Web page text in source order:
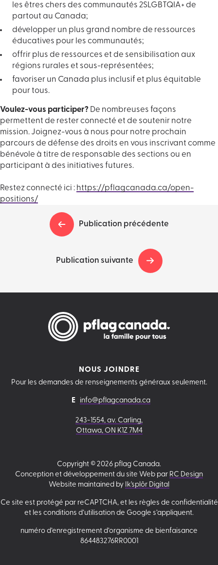
les êtres chers des communautés 2SLGBTQIA+ de
partout au Canada;
développer un plus grand nombre de ressources
éducatives pour les communautés;
offrir plus de ressources et de sensibilisation aux
régions rurales et sous-représentées;
favoriser un Canada plus inclusif et plus équitable
pour tous.
Voulez-vous participer? De nombreuses façons
permettent de rester connecté et de soutenir notre
mission. Joignez-vous à nous pour notre prochain
parcours de défense des droits en vous inscrivant comme
bénévole à titre de responsable des sections ou en
participant à des initiatives futures.
Restez connecté ici : https://pflagcanada.ca/open-
positions/
Publication précédente
Publication suivante
NOUS JOINDRE
Pour les demandes de renseignements généraux seulement.
E info@pflagcanada.ca
243-1554, av. Carling,
Ottawa, ON K1Z 7M4
Copyright © 2026 pflag Canada.
Conception et développement du site Web par RC Design
Website maintained by Ik'splôr Digital
Ce site est protégé par reCAPTCHA, et les règles de confidentialité
et les conditions d’utilisation de Google s’appliquent.
numéro d’enregistrement d’organisme de bienfaisance
864483276RR0001